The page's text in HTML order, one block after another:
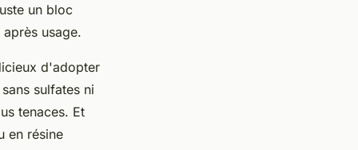
un bloc
usage.
d'adopter
sulfates ni
tenaces. Et
en résine